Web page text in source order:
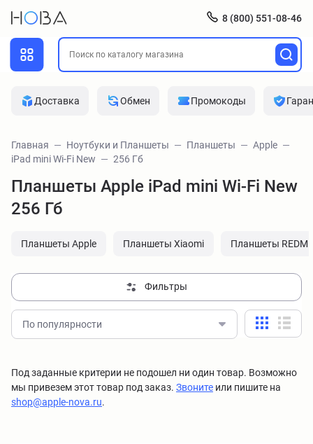
8 (800) 551-08-46
Доставка Обмен Промокоды
Главная Ноутбуки и Планшеты Планшеты
Apple
iPad mini Wi-Fi New
256 Гб
Планшеты Apple iPad mini Wi-Fi New
256 Гб
Планшеты Apple Планшеты Xiaomi Планшеты REDMI
Фильтры
По популярности
Под заданные критерии не подошел ни один товар. Возможно
мы привезем этот товар под заказ. Звоните или пишите на
shop@apple-nova.ru.